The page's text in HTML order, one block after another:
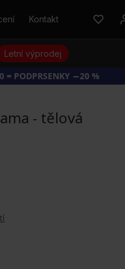
Kontakt
Letní výprodej
= PODPRSENKY −20 %
- tělová